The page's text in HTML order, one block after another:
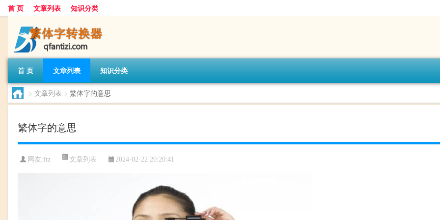
首 页 文章列表 知识分类
首 页 文章列表 知识分类
> 文章列表 > 繁体字的意思
繁体字的意思
网友:ftz 文章列表 2024-02-22 20:20:41